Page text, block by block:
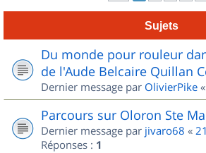
Sujets
Du monde pour rouleur
de l'Aude Belcaire Quillan
Dernier message par OlivierPike «
Parcours sur Oloron Ste
Dernier message par jivaro68 «
Réponses : 1